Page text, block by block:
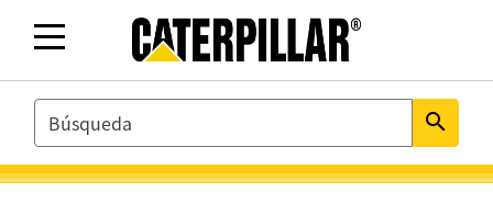
SEARCH search